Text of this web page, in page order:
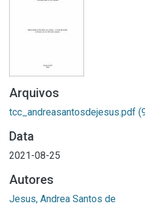
Arquivos
tcc_andreasantosdejesus.pdf
Data
2021-08-25
Autores
Jesus, Andrea Santos de